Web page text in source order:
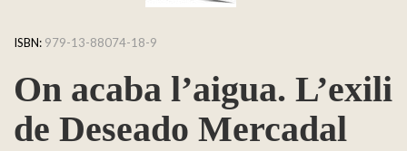
ISBN: 979-13-88074-18-9
On acaba l’aigua. L’exili
de Deseado Mercadal